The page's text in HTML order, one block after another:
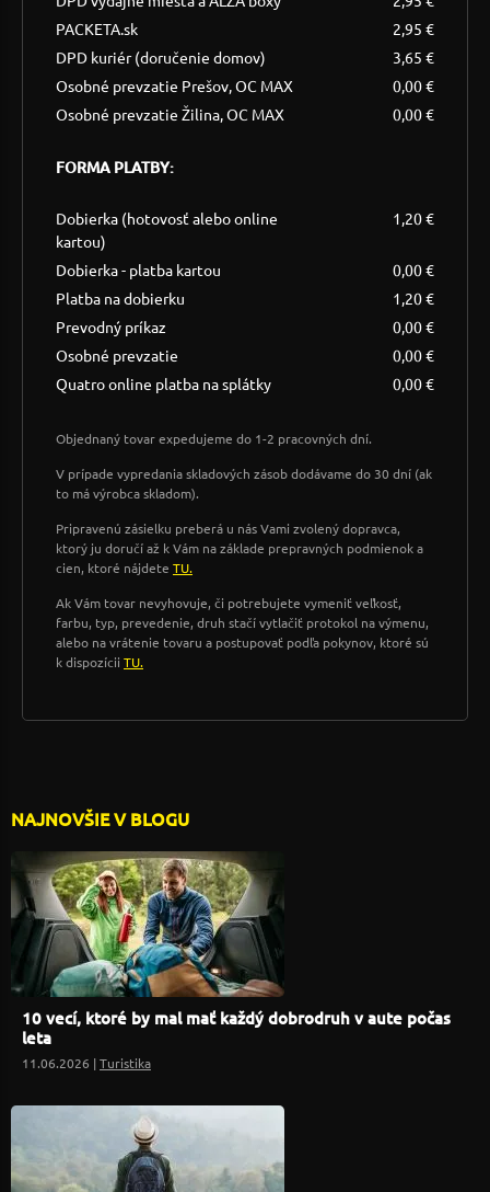
PACKETA.sk
2,95 €
DPD kuriér (doručenie domov)
3,65 €
Osobné prevzatie Prešov, OC MAX
0,00 €
Osobné prevzatie Žilina, OC MAX
0,00 €
FORMA PLATBY:
Dobierka (hotovosť alebo online
kartou)
1,20 €
Dobierka - platba kartou
0,00 €
Platba na dobierku
1,20 €
Prevodný príkaz
0,00 €
Osobné prevzatie
0,00 €
Quatro online platba na splátky
0,00 €
Objednaný tovar expedujeme do 1-2 pracovných dní.
V prípade vypredania skladových zásob dodávame do 30 dní (ak
to má výrobca skladom).
Pripravenú zásielku preberá u nás Vami zvolený dopravca,
ktorý ju doručí až k Vám na základe prepravných podmienok a
cien, ktoré nájdete TU.
Ak Vám tovar nevyhovuje, či potrebujete vymeniť veľkosť,
farbu, typ, prevedenie, druh stačí vytlačiť protokol na výmenu,
alebo na vrátenie tovaru a postupovať podľa pokynov, ktoré sú
k dispozícii TU.
NAJNOVŠIE V BLOGU
10 vecí, ktoré by mal mať každý dobrodruh v aute počas
leta
11.06.2026 |Turistika